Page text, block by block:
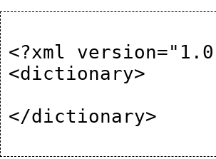
<?xml
<dictionary>
</dictionary>